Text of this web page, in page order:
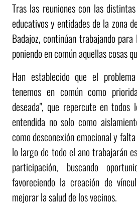
Tras las reuniones con las
educativos y entidades de la zona
Badajoz, continúan trabajando
poniendo en común aquellas cosas
Han establecido que el
tenemos en común como
deseada", que repercute en
entendida no solo como
como desconexión emocional y
lo largo de todo el ano trabajarán
participación, buscando
favoreciendo la creación de
mejorar la salud de los vecinos.